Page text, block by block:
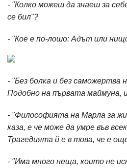
- "Колко можеш да знаеш за
се бил"?
- "Кое е по-лошо: Адът или
- "Без болка и без саможертва
Подобно на първата маймуна,
- "Философията на Марла за
каза, е че може да умре във
Трагедията й е в това, че е
- "Има много неща, които не